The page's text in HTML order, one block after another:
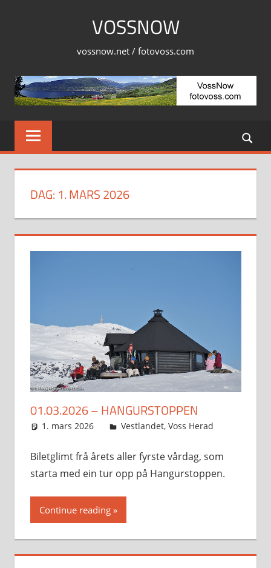
VOSSNOW
vossnow.net / fotovoss.com
DAG: 1. MARS 2026
01.03.2026 – HANGURSTOPPEN
1. mars 2026 Svein
Vestlandet, Voss Herad
Biletglimt frå årets aller fyrste vårdag, som
starta med ein tur opp på Hangurstoppen.
Continue reading